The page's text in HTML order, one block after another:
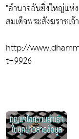
"อำนาจอันยิ่งใหญ่แห่
สมเด็จพระสังฆราชเ
http://
t=9926